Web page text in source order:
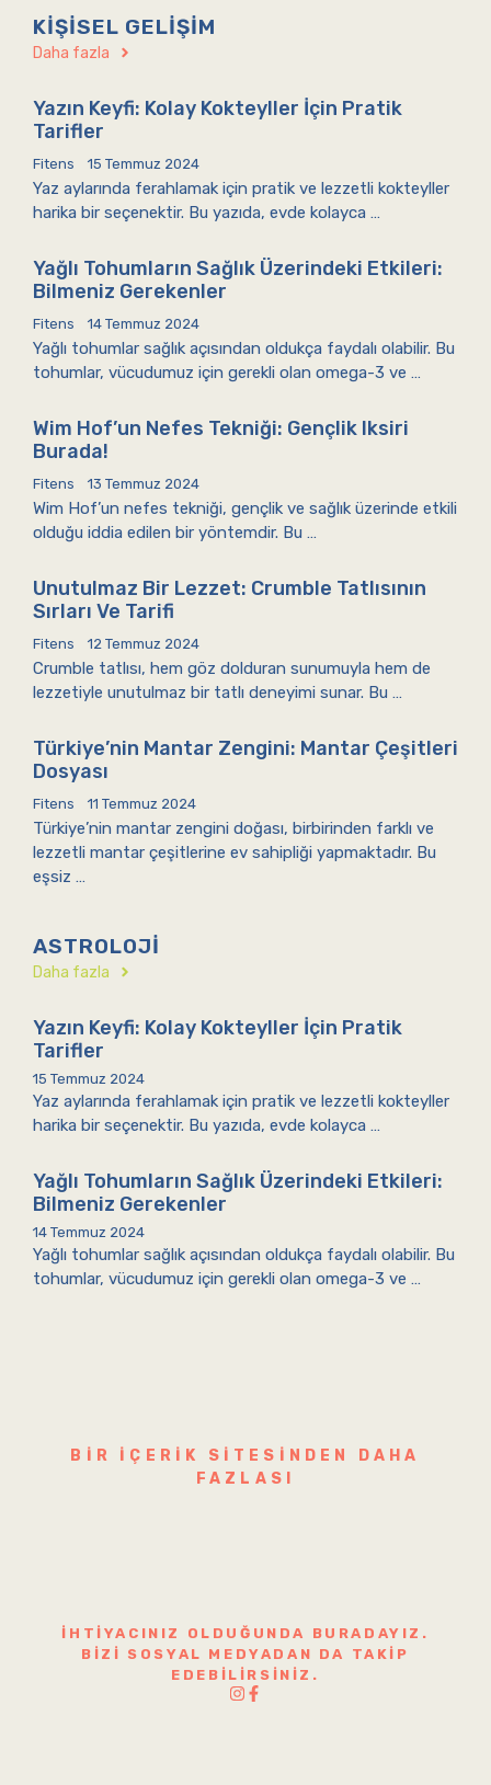
KIŞISEL GELIŞIM
Daha fazla
Yazın Keyfi: Kolay Kokteyller İçin Pratik
Tarifler
Fitens 15 Temmuz 2024
Yaz aylarında ferahlamak için pratik ve lezzetli kokteyller
harika bir seçenektir. Bu yazıda, evde kolayca …
Yağlı Tohumların Sağlık Üzerindeki Etkileri:
Bilmeniz Gerekenler
Fitens 14 Temmuz 2024
Yağlı tohumlar sağlık açısından oldukça faydalı olabilir. Bu
tohumlar, vücudumuz için gerekli olan omega-3 ve …
Wim Hof’un Nefes Tekniği: Gençlik Iksiri
Burada!
Fitens 13 Temmuz 2024
Wim Hof’un nefes tekniği, gençlik ve sağlık üzerinde etkili
olduğu iddia edilen bir yöntemdir. Bu …
Unutulmaz Bir Lezzet: Crumble Tatlısının
Sırları Ve Tarifi
Fitens 12 Temmuz 2024
Crumble tatlısı, hem göz dolduran sunumuyla hem de
lezzetiyle unutulmaz bir tatlı deneyimi sunar. Bu …
Türkiye’nin Mantar Zengini: Mantar Çeşitleri
Dosyası
Fitens 11 Temmuz 2024
Türkiye’nin mantar zengini doğası, birbirinden farklı ve
lezzetli mantar çeşitlerine ev sahipliği yapmaktadır. Bu
eşsiz …
ASTROLOJI
Daha fazla
Yazın Keyfi: Kolay Kokteyller İçin Pratik
Tarifler
15 Temmuz 2024
Yaz aylarında ferahlamak için pratik ve lezzetli kokteyller
harika bir seçenektir. Bu yazıda, evde kolayca …
Yağlı Tohumların Sağlık Üzerindeki Etkileri:
Bilmeniz Gerekenler
14 Temmuz 2024
Yağlı tohumlar sağlık açısından oldukça faydalı olabilir. Bu
tohumlar, vücudumuz için gerekli olan omega-3 ve …
BIR IÇERIK SITESINDEN DAHA
FAZLASI
İHTIYACINIZ OLDUĞUNDA BURADAYIZ.
BIZI SOSYAL MEDYADAN DA TAKIP
EDEBILIRSINIZ.